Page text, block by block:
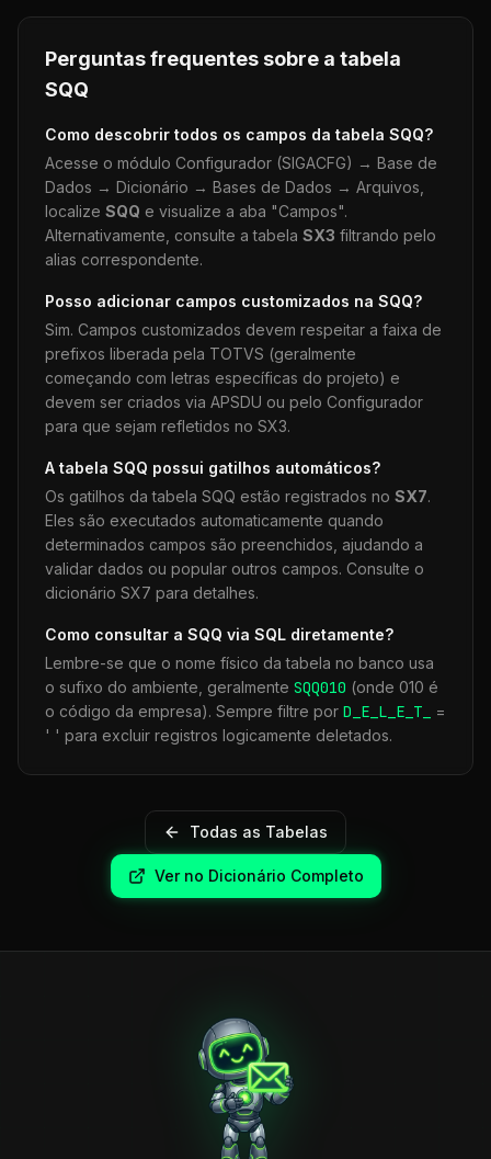
Perguntas frequentes sobre a tabela
SQQ
Como descobrir todos os campos da tabela SQQ?
Acesse o módulo Configurador (SIGACFG) → Base de
Dados → Dicionário → Bases de Dados → Arquivos,
localize SQQ e visualize a aba "Campos".
Alternativamente, consulte a tabela SX3 filtrando pelo
alias correspondente.
Posso adicionar campos customizados na SQQ?
Sim. Campos customizados devem respeitar a faixa de
prefixos liberada pela TOTVS (geralmente
começando com letras específicas do projeto) e
devem ser criados via APSDU ou pelo Configurador
para que sejam refletidos no SX3.
A tabela SQQ possui gatilhos automáticos?
Os gatilhos da tabela SQQ estão registrados no SX7.
Eles são executados automaticamente quando
determinados campos são preenchidos, ajudando a
validar dados ou popular outros campos. Consulte o
dicionário SX7 para detalhes.
Como consultar a SQQ via SQL diretamente?
Lembre-se que o nome físico da tabela no banco usa
o sufixo do ambiente, geralmente SQQ010 (onde 010 é
o código da empresa). Sempre filtre por D_E_L_E_T_
=
' ' para excluir registros logicamente deletados.
Todas as Tabelas
Ver no Dicionário Completo